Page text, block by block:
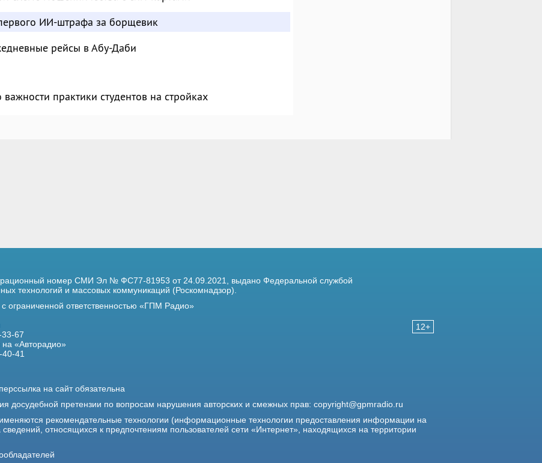
ИИ-штрафа за борщевик
рейсы в Абу-Даби
практики студентов на стройках
12+
номер СМИ Эл № ФС77-81953 от 24.09.2021, выдано Федеральной службой
технологий и массовых коммуникаций (Роскомнадзор).
ограниченной ответственностью «ГПМ Радио»
67
«Авторадио»
40-41
на сайт обязательна
досудебной претензии по вопросам нарушения авторских и смежных прав: copyright@gpmradio.ru
рекомендательные технологии (информационные технологии предоставления информации на
относящихся к предпочтениям пользователей сети «Интернет», находящихся на территории